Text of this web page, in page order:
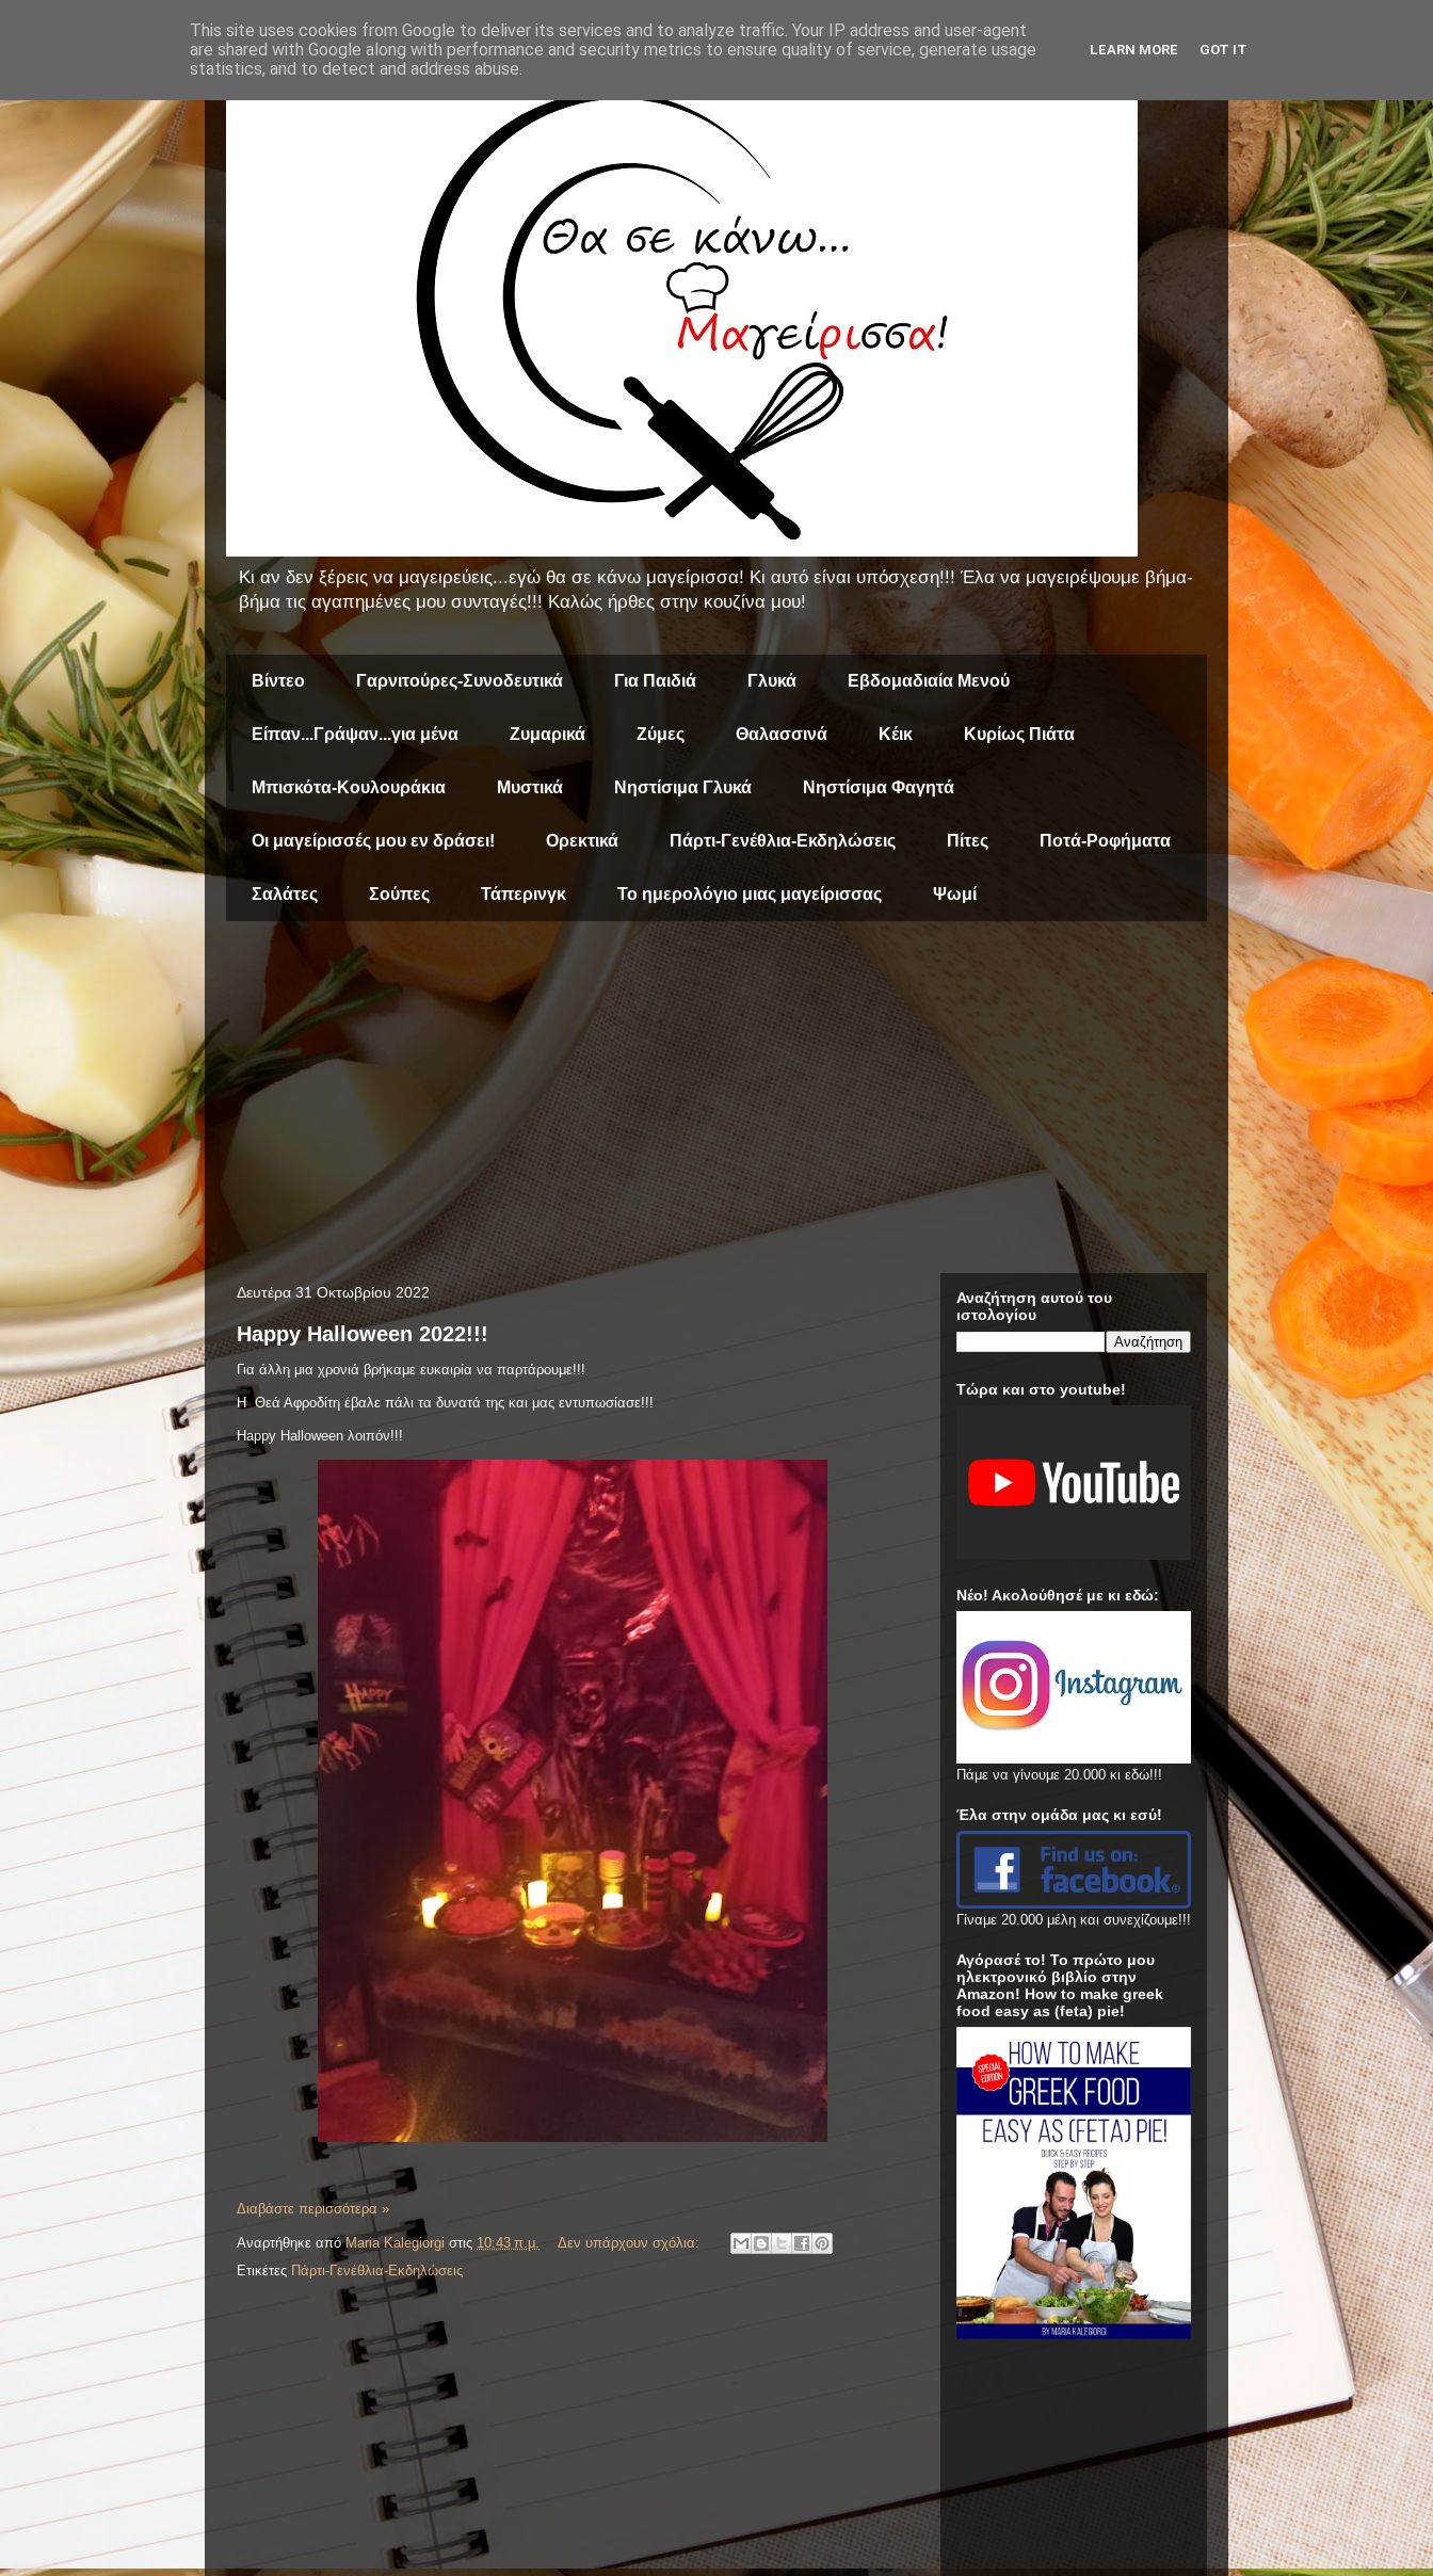
Κι αν δεν ξέρεις να μαγειρεύεις...εγώ θα σε κάνω μαγείρισσα! Κι αυτό είναι υπόσχεση!!! Έλα να μαγειρέψουμε βήμα-
βήμα τις αγαπημένες μου συνταγές!!! Καλώς ήρθες στην κουζίνα μου!
Βίντεο Γαρνιτούρες-Συνοδευτικά Για Παιδιά Γλυκά Εβδομαδιαία Μενού
Είπαν...Γράψαν...για μένα Ζυμαρικά Ζύμες Θαλασσινά Κέικ Κυρίως Πιάτα
Μπισκότα-Κουλουράκια Μυστικά Νηστίσιμα Γλυκά Νηστίσιμα Φαγητά
Οι μαγείρισσές μου εν δράσει! Ορεκτικά Πάρτι-Γενέθλια-Εκδηλώσεις Πίτες Ποτά-Ροφήματα
Σαλάτες Σούπες Τάπερινγκ Το ημερολόγιο μιας μαγείρισσας Ψωμί
Δευτέρα 31 Οκτωβρίου 2022
Happy Halloween 2022!!!
Για άλλη μια χρονιά βρήκαμε ευκαιρία να παρτάρουμε!!!
Η Θεά Αφροδίτη έβαλε πάλι τα δυνατά της και μας εντυπωσίασε!!!
Happy Halloween λοιπόν!!!
Διαβάστε περισσότερα »
Αναρτήθηκε απόMaria Kalegiorgi στις 10:43 π.μ.
Δεν υπάρχουν σχόλια:
Ετικέτες Πάρτι-Γενέθλια-Εκδηλώσεις
Αναζήτηση αυτού του
ιστολογίου
Τώρα και στο youtube!
Νέο! Ακολούθησέ με κι εδώ:
Πάμε να γίνουμε 20.000 κι εδώ!!!
Έλα στην ομάδα μας κι εσύ!
Γίναμε 20.000 μέλη και συνεχίζουμε!!!
Αγόρασέ το! Το πρώτο μου
ηλεκτρονικό βιβλίο στην
Amazon! How to make greek
food easy as (feta) pie!
This site uses cookies from Google to deliver its services and to analyze traffic. Your IP address and user-agent
are shared with Google along with performance and security metrics to ensure quality of service, generate usage
statistics, and to detect and address abuse.
LEARN MORE GOT IT